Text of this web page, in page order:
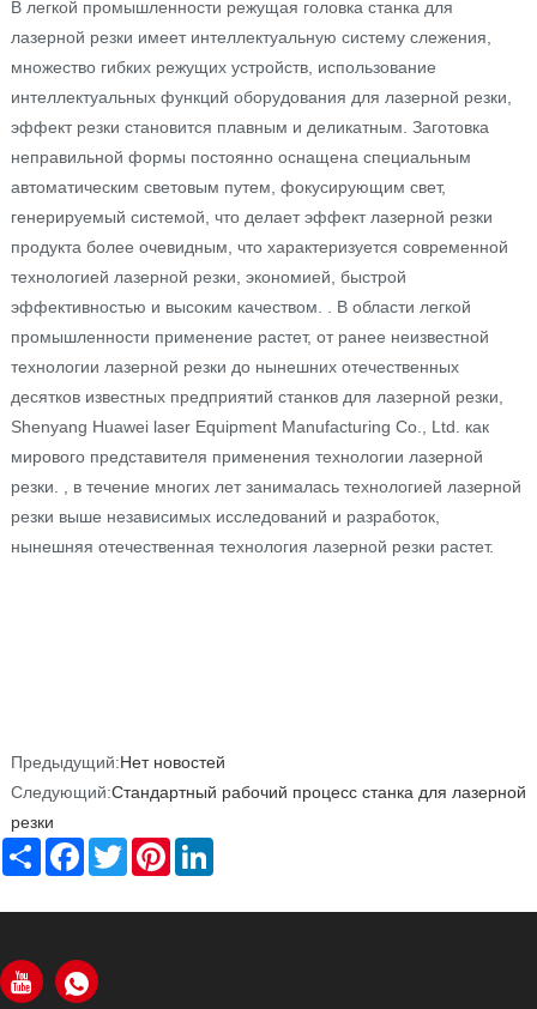
В легкой промышленности режущая головка станка для
лазерной резки имеет интеллектуальную систему слежения,
множество гибких режущих устройств, использование
интеллектуальных функций оборудования для лазерной резки,
эффект резки становится плавным и деликатным. Заготовка
неправильной формы постоянно оснащена специальным
автоматическим световым путем, фокусирующим свет,
генерируемый системой, что делает эффект лазерной резки
продукта более очевидным, что характеризуется современной
технологией лазерной резки, экономией, быстрой
эффективностью и высоким качеством. . В области легкой
промышленности применение растет, от ранее неизвестной
технологии лазерной резки до нынешних отечественных
десятков известных предприятий станков для лазерной резки,
Shenyang Huawei laser Equipment Manufacturing Co., Ltd. как
мирового представителя применения технологии лазерной
резки. , в течение многих лет занималась технологией лазерной
резки выше независимых исследований и разработок,
нынешняя отечественная технология лазерной резки растет.
Предыдущий:Нет новостей
Следующий:Стандартный рабочий процесс станка для лазерной
резки
Share Facebook
TwitterPinterest